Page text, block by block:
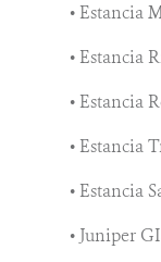
• Estancia
• Estancia
• Estancia
• Estancia
• Estancia
• Juniper